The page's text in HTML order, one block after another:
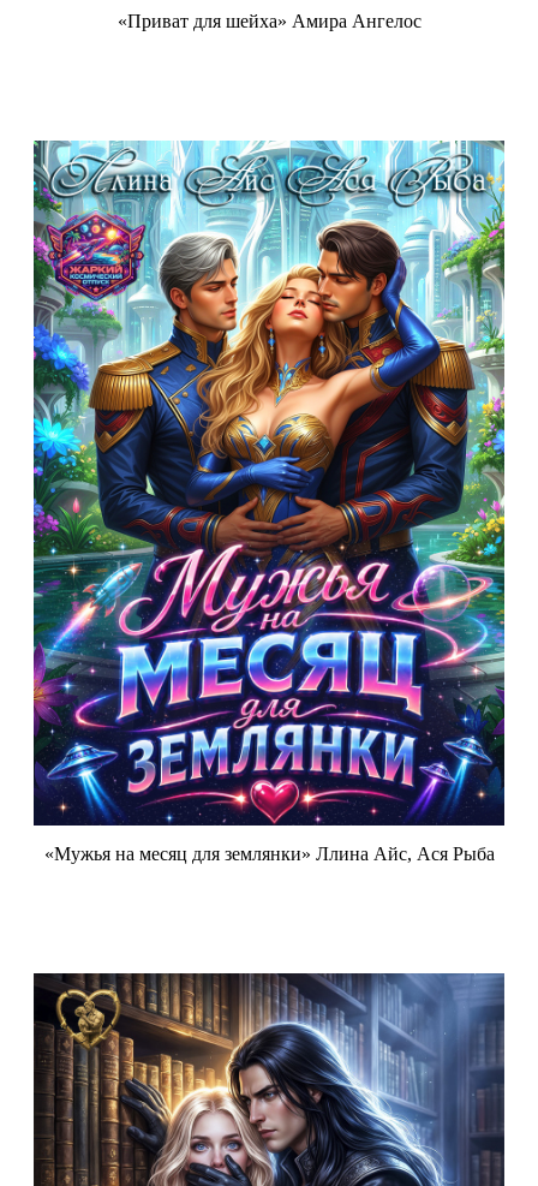
«Приват для шейха» Амира Ангелос
«Мужья на месяц для землянки» Ллина Айс, Ася Рыба